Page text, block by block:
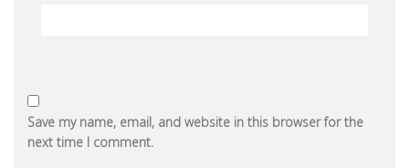
Save my name, email, and website in this browser for the
next time I comment.